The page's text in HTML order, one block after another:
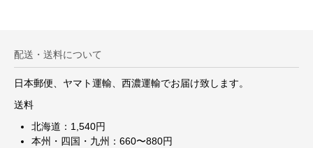
配送・送料について
日本郵便、ヤマト運輸、西濃運輸でお届け致します。
送料
北海道：1,540円
本州・四国・九州：660〜880円